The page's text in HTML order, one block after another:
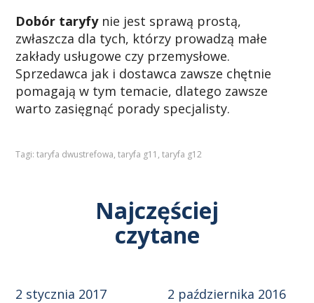
Dobór taryfynie jest sprawą prostą,
zwłaszcza dla tych, którzy prowadzą małe
zakłady usługowe czy przemysłowe.
Sprzedawca jak i dostawca zawsze chętnie
pomagają w tym temacie, dlatego zawsze
warto zasięgnąć porady specjalisty.
Tagi:taryfa dwustrefowa,taryfa g11 ,taryfa g12
Najczęściej
czytane
2 stycznia 2017 2 października 2016